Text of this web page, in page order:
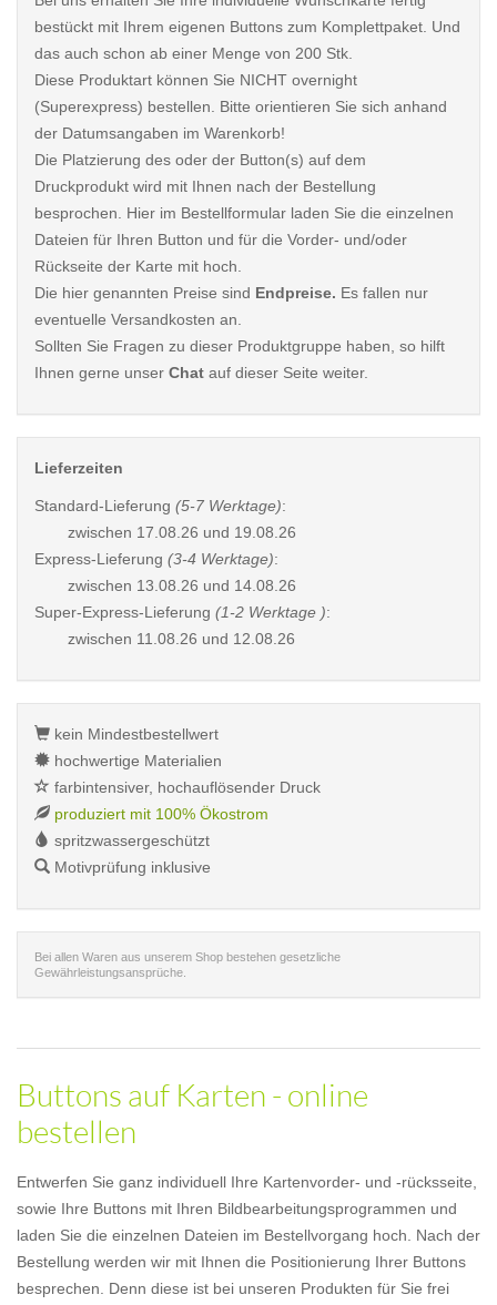
bestückt mit Ihrem eigenen Buttons zum Komplettpaket. Und
das auch schon ab einer Menge von 200 Stk.
Diese Produktart können Sie NICHT overnight
(Superexpress) bestellen. Bitte orientieren Sie sich anhand
der Datumsangaben im Warenkorb!
Die Platzierung des oder der Button(s) auf dem
Druckprodukt wird mit Ihnen nach der Bestellung
besprochen. Hier im Bestellformular laden Sie die einzelnen
Dateien für Ihren Button und für die Vorder- und/oder
Rückseite der Karte mit hoch.
Die hier genannten Preise sind Endpreise. Es fallen nur
eventuelle Versandkosten an.
Sollten Sie Fragen zu dieser Produktgruppe haben, so hilft
Ihnen gerne unser Chat auf dieser Seite weiter.
Lieferzeiten
Standard-Lieferung (5-7 Werktage):
zwischen 17.08.26 und 19.08.26
Express-Lieferung (3-4 Werktage):
zwischen 13.08.26 und 14.08.26
Super-Express-Lieferung (1-2 Werktage ):
zwischen 11.08.26 und 12.08.26
kein Mindestbestellwert
hochwertige Materialien
farbintensiver, hochauflösender Druck
produziert mit 100% Ökostrom
spritzwassergeschützt
Motivprüfung inklusive
Bei allen Waren aus unserem Shop bestehen gesetzliche
Gewährleistungsansprüche.
Buttons auf Karten - online
bestellen
Entwerfen Sie ganz individuell Ihre Kartenvorder- und -rücksseite,
sowie Ihre Buttons mit Ihren Bildbearbeitungsprogrammen und
laden Sie die einzelnen Dateien im Bestellvorgang hoch. Nach der
Bestellung werden wir mit Ihnen die Positionierung Ihrer Buttons
besprechen. Denn diese ist bei unseren Produkten für Sie frei